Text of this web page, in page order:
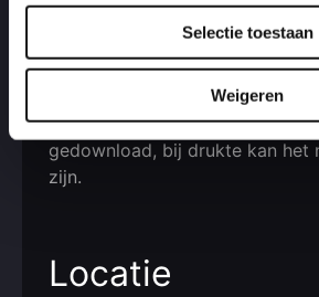
Selectie toestaan
Weigeren
Zitten: Stoelen zaal (gratis)
Eten en drinken: Open
E-Ticket: Zorg dat je ticket
gedownload, bij drukte kan het
zijn.
Locatie